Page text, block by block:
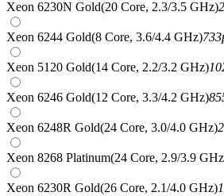
Xeon 6230N Gold(20 Core, 2.3/3.5 GHz)
Xeon 6244 Gold(8 Core, 3.6/4.4 GHz)733
Xeon 5120 Gold(14 Core, 2.2/3.2 GHz)
Xeon 6246 Gold(12 Core, 3.3/4.2 GHz)
Xeon 6248R Gold(24 Core, 3.0/4.0 GHz)
Xeon 8268 Platinum(24 Core, 2.9/3.9
Xeon 6230R Gold(26 Core, 2.1/4.0 GHz)